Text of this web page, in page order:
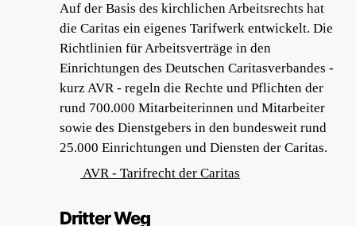
Auf der Basis des kirchlichen Arbeitsrechts hat
die Caritas ein eigenes Tarifwerk entwickelt. Die
Richtlinien für Arbeitsverträge in den
Einrichtungen des Deutschen Caritasverbandes -
kurz AVR - regeln die Rechte und Pflichten der
rund 700.000 Mitarbeiterinnen und Mitarbeiter
sowie des Dienstgebers in den bundesweit rund
25.000 Einrichtungen und Diensten der Caritas.
AVR - Tarifrecht der Caritas
Dritter Weg